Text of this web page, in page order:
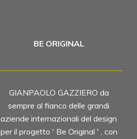
BE ORIGINAL
GIANPAOLO GAZZIERO da
sempre al fianco delle grandi
aziende internazionali del design
per il progetto ' Be Original ' , con